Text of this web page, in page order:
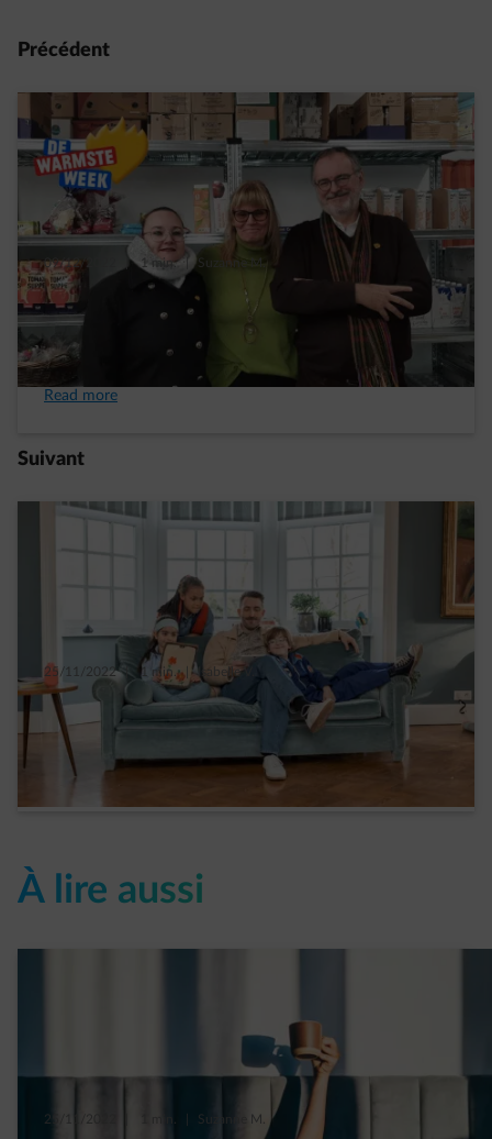
Précédent
09/12/2022 | 1 min. Suzanne M.
« Nous incarnons le chainon manquant entre
la communauté locale et les familles
précarisées »
Read more
Suivant
25/11/2022 | 1 min. | Isabelle V.
Pour qui le tarif capacitaire aura-t-il le plus
d’impact ?
Read more
À lire aussi
25/11/2022 1 min. Suzanne M.